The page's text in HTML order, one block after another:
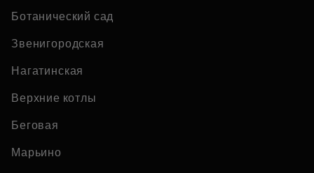
Ботанический сад
Звенигородская
Нагатинская
Верхние котлы
Беговая
Марьино